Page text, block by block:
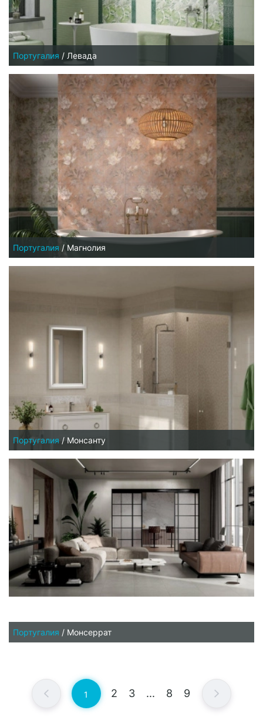
Португалия / Левада
Португалия / Магнолия
Португалия / Монсанту
Португалия / Монсеррат
1 2 3 ... 8 9